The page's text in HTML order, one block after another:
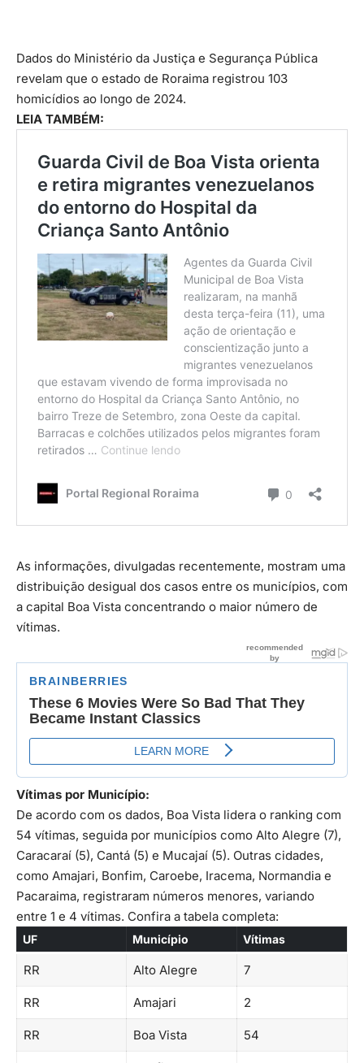
Dados do Ministério da Justiça e Segurança Pública
revelam que o estado de Roraima registrou 103
homicídios ao longo de 2024.
LEIA TAMBÉM:
As informações, divulgadas recentemente, mostram uma
distribuição desigual dos casos entre os municípios, com
a capital Boa Vista concentrando o maior número de
vítimas.
Vítimas por Município:
De acordo com os dados, Boa Vista lidera o ranking com
54 vítimas, seguida por municípios como Alto Alegre (7),
Caracaraí (5), Cantá (5) e Mucajaí (5). Outras cidades,
como Amajari, Bonfim, Caroebe, Iracema, Normandia e
Pacaraima, registraram números menores, variando
entre 1 e 4 vítimas. Confira a tabela completa:
UF Município Vítimas
RR Alto Alegre 7
RR Amajari 2
RR Boa Vista 54